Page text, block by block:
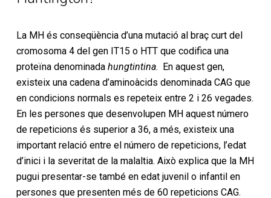
La MH és conseqüència d’una mutació al braç curt del
cromosoma 4 del gen IT15 o HTT que codifica una
proteïna denominada hungtintina. En aquest gen,
existeix una cadena d’aminoàcids denominada CAG que
en condicions normals es repeteix entre 2 i 26 vegades.
En les persones que desenvolupen MH aquest número
de repeticions és superior a 36, a més, existeix una
important relació entre el número de repeticions, l’edat
d’inici i la severitat de la malaltia. Això explica que la MH
pugui presentar-se també en edat juvenil o infantil en
persones que presenten més de 60 repeticions CAG.